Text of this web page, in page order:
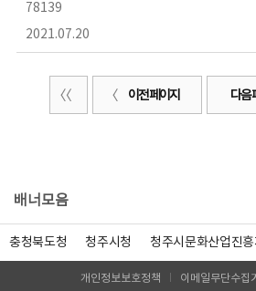
78139
2021.07.20
이전 페이지 다음
배너모음
충청북도청 청주시청 청주시문화산업진
개인정보보호정책 이메일무단수집